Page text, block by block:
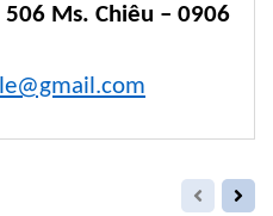
Ms. Chiêu – 0906